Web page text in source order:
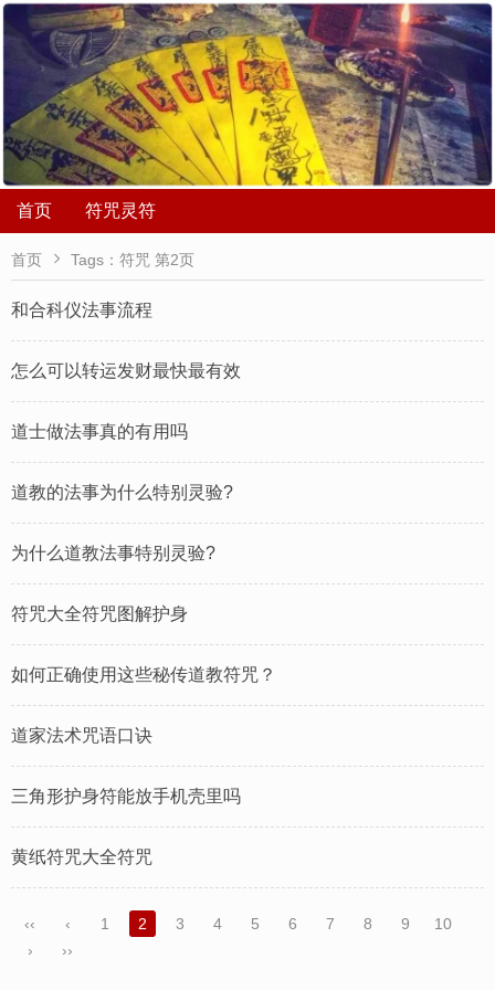
首页 符咒灵符
首页  Tags：符咒 第2页
和合科仪法事流程
怎么可以转运发财最快最有效
道士做法事真的有用吗
道教的法事为什么特别灵验?
为什么道教法事特别灵验?
符咒大全符咒图解护身
如何正确使用这些秘传道教符咒？
道家法术咒语口诀
三角形护身符能放手机壳里吗
黄纸符咒大全符咒
‹‹ ‹ 1 2 3 4 5 6 7 8 9
10
›
››